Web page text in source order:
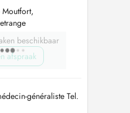
Moutfort,
beschikbaar
afspraak
généraliste Tel.